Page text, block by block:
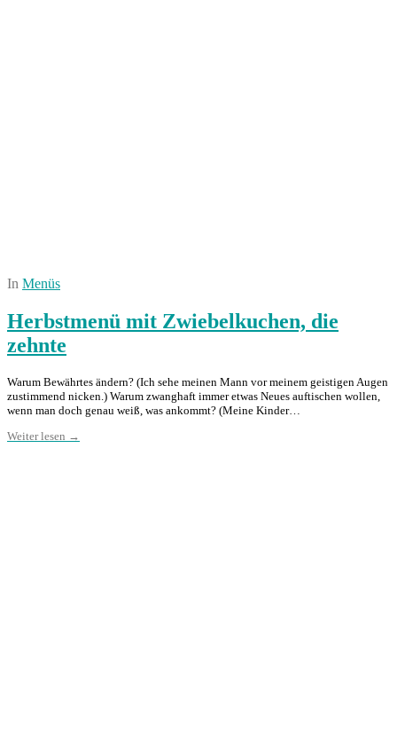
In Menüs
Herbstmenü mit Zwiebelkuchen, die
zehnte
Warum Bewährtes ändern? (Ich sehe meinen Mann vor meinem geistigen Augen
zustimmend nicken.) Warum zwanghaft immer etwas Neues auftischen wollen,
wenn man doch genau weiß, was ankommt? (Meine Kinder…
Weiter lesen →